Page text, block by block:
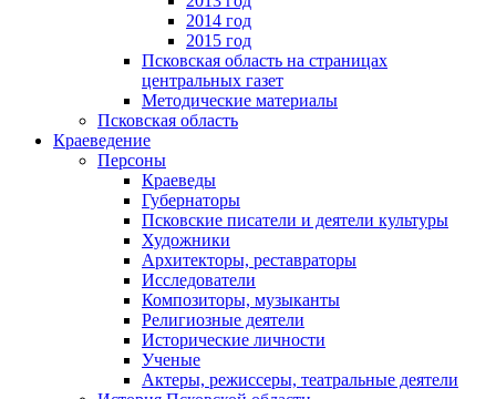
2014 год
2015 год
Псковская область на страницах
центральных газет
Методические материалы
Псковская область
Краеведение
Персоны
Краеведы
Губернаторы
Псковские писатели и деятели культуры
Художники
Архитекторы, реставраторы
Исследователи
Композиторы, музыканты
Религиозные деятели
Исторические личности
Ученые
Актеры, режиссеры, театральные деятели